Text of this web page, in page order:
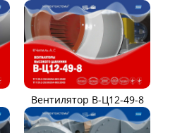
Вентилятор В-Ц12-49-8